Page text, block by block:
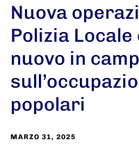
Nuova
Polizia
nuovo in
popolari
MARZO 31, 2025